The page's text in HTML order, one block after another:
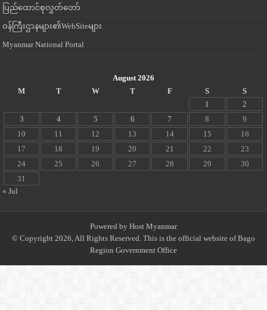
ပြည်ထောင်စုလွှတ်တော်
ဝန်ကြီးဌာနများ၏WebSiteများ
Myanmar National Portal
August 2026
M
T W T F S
S
1
2
3
4 5 6 7 8
9
10
11 12 13 14 15
16
17
18 19 20 21 22
23
24
25 26 27 28 29
30
31
« Jul
Powered by Host Myanmar
© Copyright 2026, All Rights Reserved. This is the official website of Bago
Region Government Office